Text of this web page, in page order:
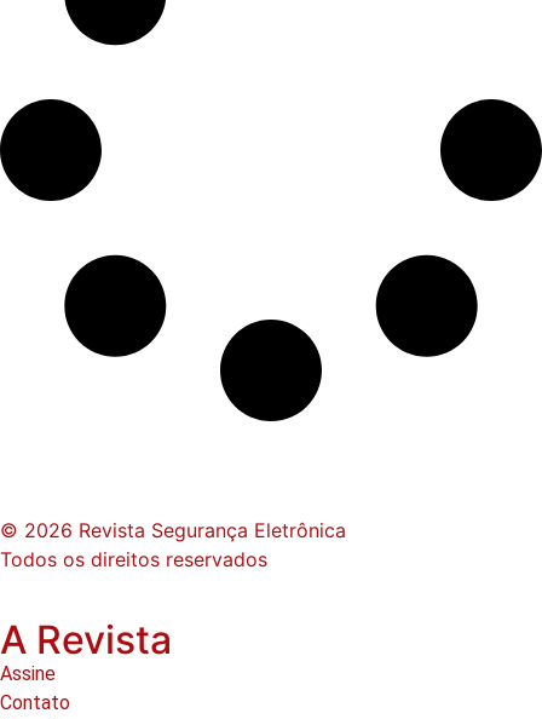
© 2026 Revista Segurança Eletrônica
Todos os direitos reservados
A Revista
Assine
Contato